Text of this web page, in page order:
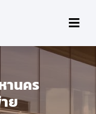
านคร
ย